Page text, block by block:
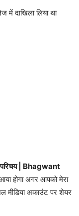
में दाखिला लिया था
परिचय | Bhagwant
होगा अगर आपको मेरा
मीडिया अकाउंट पर शेयर